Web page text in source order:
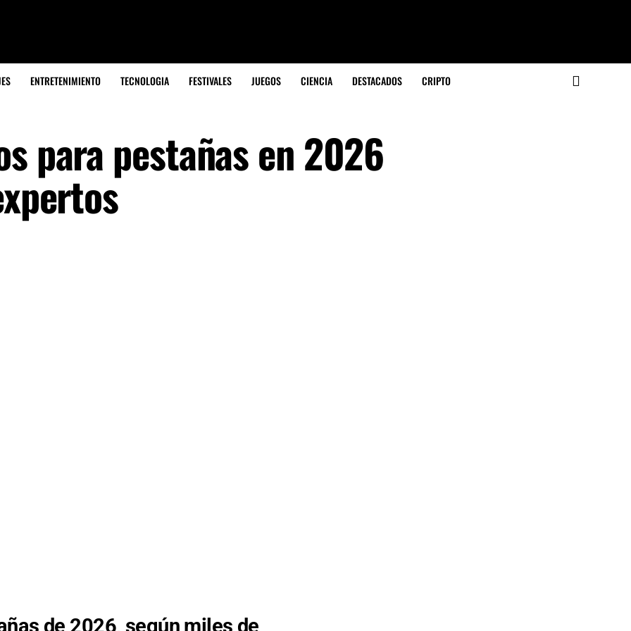
ENTRETENIMIENTO TECNOLOGIA FESTIVALES JUEGOS CIENCIA DESTACADOS CRIPTO
para pestañas en 2026
de 2026, según miles de